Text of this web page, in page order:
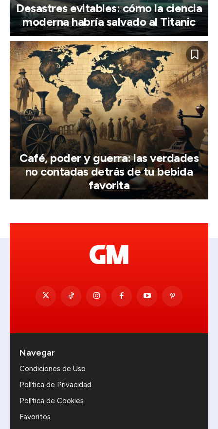
Desastres evitables: cómo la ciencia
moderna habría salvado al Titanic
Café, poder y guerra: las verdades
no contadas detrás de tu bebida
favorita
Navegar
Condiciones de Uso
Política de Privacidad
Política de Cookies
Favoritos